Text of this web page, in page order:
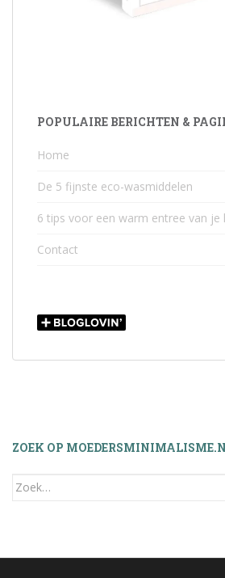
POPULAIRE BERICHTEN &
Home
De 5 fijnste eco-wasmiddelen
6 tips voor een warm entree van je
Contact
ZOEK OP
Zoek